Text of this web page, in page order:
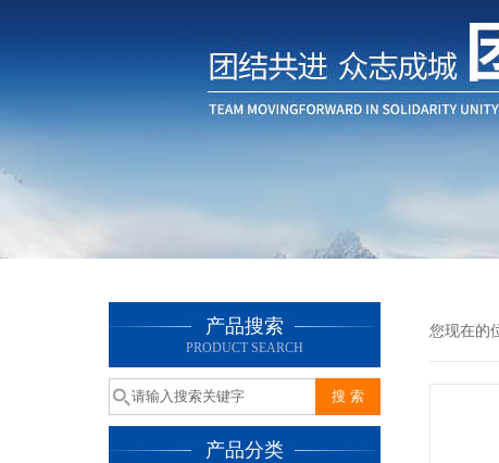
产品搜索
PRODUCT SEARCH
产品分类
您现在的